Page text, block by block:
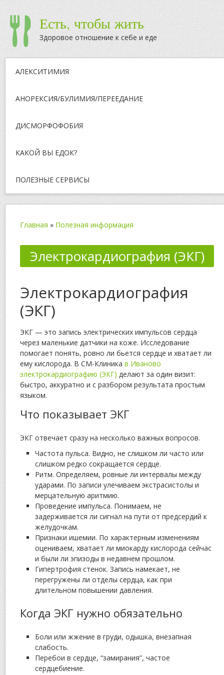
Есть, чтобы жить
Здоровое отношение к себе и еде
АЛЕКСИТИМИЯ
АНОРЕКСИЯ/БУЛИМИЯ/ПЕРЕЕДАНИЕ
ДИСМОРФОФОБИЯ
КАКОЙ ВЫ ЕДОК?
ПОЛЕЗНЫЕ СЕРВИСЫ
Главная » Полезная информация
Электрокардиография (ЭКГ)
Электрокардиография
(ЭКГ)
ЭКГ — это запись электрических импульсов сердца
через маленькие датчики на коже. Исследование
помогает понять, ровно ли бьется сердце и хватает ли
ему кислорода. В СМ-Клиника в Иваново
электрокардиографию (ЭКГ) делают за один визит:
быстро, аккуратно и с разбором результата простым
языком.
Что показывает ЭКГ
ЭКГ отвечает сразу на несколько важных вопросов.
Частота пульса. Видно, не слишком ли часто или
слишком редко сокращается сердце.
Ритм. Определяем, ровные ли интервалы между
ударами. По записи улечиваем экстрасистолы и
мерцательную аритмию.
Проведение импульса. Понимаем, не
задерживается ли сигнал на пути от предсердий к
желудочкам.
Признаки ишемии. По характерным изменениям
оцениваем, хватает ли миокарду кислорода сейчас
и были ли эпизоды в недавнем прошлом.
Гипертрофия стенок. Запись намекает, не
перегружены ли отделы сердца, как при
длительном повышении давления.
Когда ЭКГ нужно обязательно
Боли или жжение в груди, одышка, внезапная
слабость.
Перебои в сердце, “замирания”, частое
сердцебиение.